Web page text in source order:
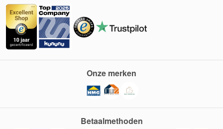
Betaalmethoden
Onze merken